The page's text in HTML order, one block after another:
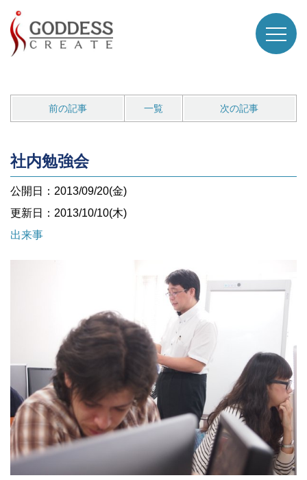
前の記事 一覧 次の記事
社内勉強会
公開日：2013/09/20(金)
更新日：2013/10/10(木)
出来事